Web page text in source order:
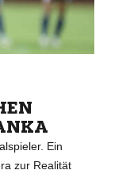
Ein
zur Realität